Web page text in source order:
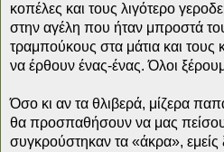
κοπέλες και τους λιγότερο
στην αγέλη που ήταν μπροστά
τραμπούκους στα μάτια και τους
να έρθουν ένας-ένας. Όλοι
Όσο κι αν τα θλιβερά, μίζερα
θα προσπαθήσουν να μας
συγκρούστηκαν τα «άκρα», εμείς